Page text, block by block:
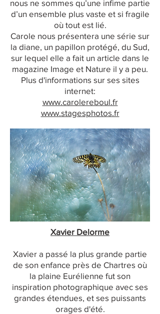
nous ne sommes qu’une infime partie
d’un ensemble plus vaste et si fragile
où tout est lié.
Carole nous présentera une série sur
la diane, un papillon protégé, du Sud,
sur lequel elle a fait un article dans le
magazine Image et Nature il y a peu.
Plus d'informations sur ses sites
internet:
www.carolereboul.fr
www.stagesphotos.fr
Xavier Delorme
Xavier a passé la plus grande partie
de son enfance près de Chartres où
la plaine Eurélienne fut son
inspiration photographique avec ses
grandes étendues, et ses puissants
orages d'été.